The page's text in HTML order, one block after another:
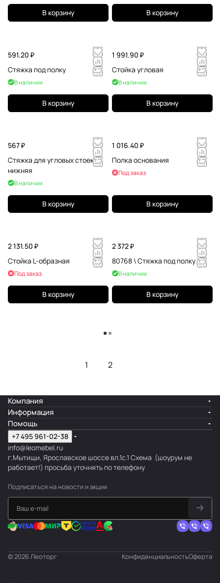
В корзину В корзину
591.20 ₽
Стяжка под полку
В наличии
В корзину
1 991.90 ₽
Стойка угловая
В наличии
В корзину
567 ₽
Стяжка для угловых стоек
нижняя
В наличии
В корзину
1 016.40 ₽
Полка основания
Под заказ
В корзину
2 131.50 ₽
Стойка L-образная
Под заказ
В корзину
2 372 ₽
80768 \ Стяжка под полку
В наличии
В корзину
Загрузить еще
1 2
Компания
Информация
Помощь
+7 495 961-02-38
info@leomebel.ru
г.Мытищи, Ярославское шоссе вл.1с.1 Схема (шоурум не
работает!) просьба уточнять по телефону
Подписаться на новости и акции
© 2026 Леоторг КонфиденциальностьОферта